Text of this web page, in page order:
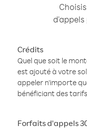
d'appels
Crédits
Quel que soit le
est ajouté à votre
appeler n'importe
bénéficiant des
Forfaits d'appels